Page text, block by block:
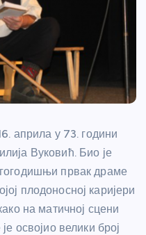
априла у 73. години
Вуковић. Био је
првак драме
плодоносној каријери
на матичној сцени
освојио велики број